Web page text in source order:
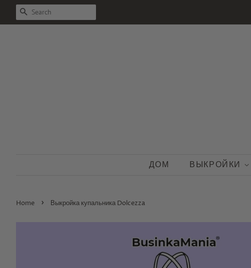
SEARCH
ДОМ ВЫКРОЙКИ
Home › Выкройка купальника Dolcezza